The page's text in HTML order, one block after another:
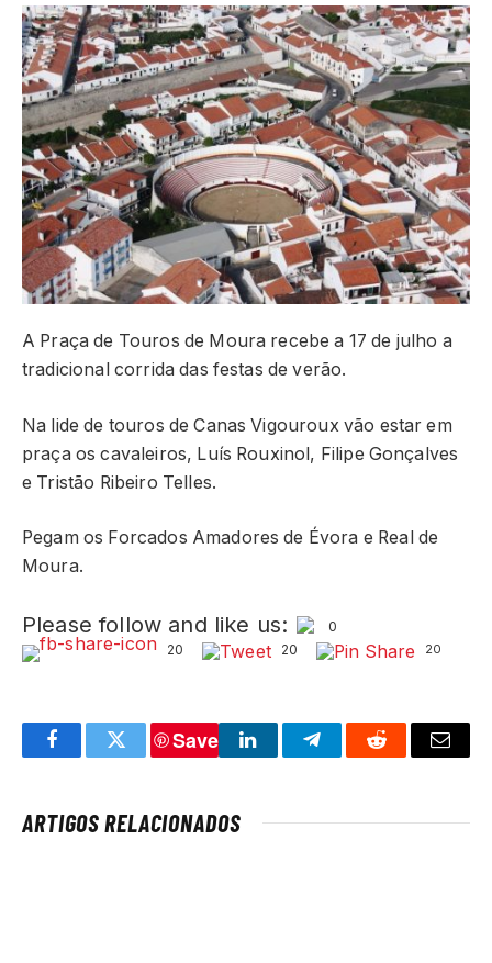
A Praça de Touros de Moura recebe a 17 de julho a
tradicional corrida das festas de verão.
Na lide de touros de Canas Vigouroux vão estar em
praça os cavaleiros, Luís Rouxinol, Filipe Gonçalves
e Tristão Ribeiro Telles.
Pegam os Forcados Amadores de Évora e Real de
Moura.
Please follow and like us:
0
20
20 20
FacebookTwitter
Save
LinkedInTelegramReddit Email
ARTIGOS RELACIONADOS